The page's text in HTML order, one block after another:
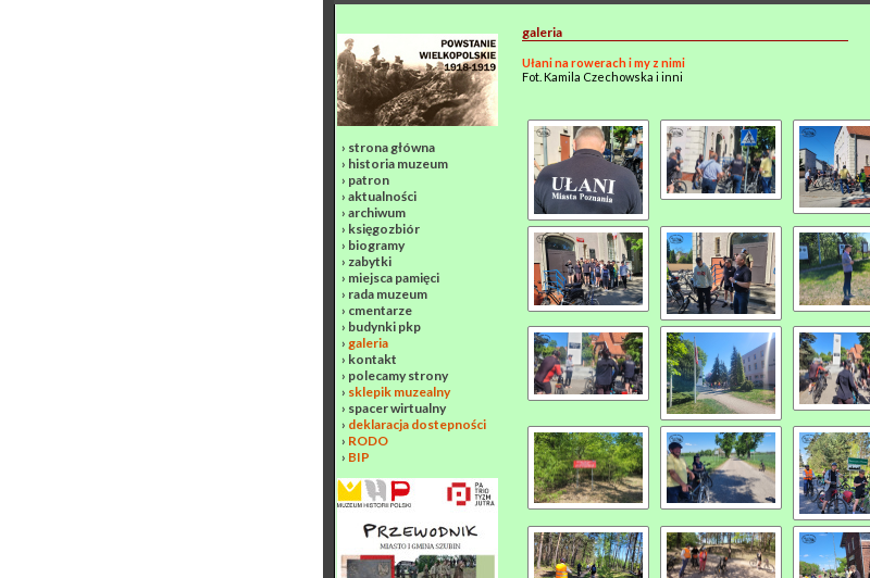
› strona główna
› historia muzeum
› patron
› aktualności
› archiwum
› księgozbiór
› biogramy
› zabytki
› miejsca pamięci
› rada muzeum
› cmentarze
› budynki pkp
› galeria
› kontakt
› polecamy strony
› sklepik muzealny
› spacer wirtualny
› deklaracja dostepności
› RODO
› BIP
galeria
Ułani na rowerach i my z nimi
Fot. Kamila Czechowska i inni